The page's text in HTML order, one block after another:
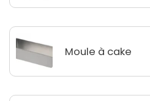
Moule à cake